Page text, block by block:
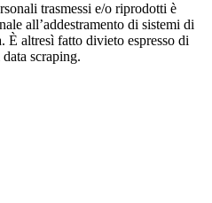
trasmessi e/o riprodotti è
all’addestramento di sistemi di
È altresì fatto divieto espresso di
scraping.